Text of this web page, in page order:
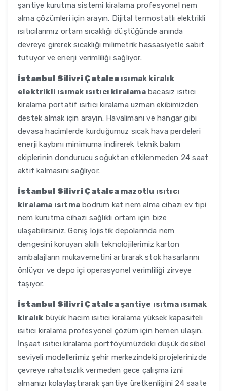
şantiye kurutma sistemi kiralama profesyonel nem
alma çözümleri için arayın. Dijital termostatlı elektrikli
ısıtıcılarımız ortam sıcaklığı düştüğünde anında
devreye girerek sıcaklığı milimetrik hassasiyetle sabit
tutuyor ve enerji verimliliği sağlıyor.
İstanbul Silivri Çatalcaısımak kiralık
elektrikli ısımak ısıtıcı kiralamabacasız ısıtıcı
kiralama portatif ısıtıcı kiralama uzman ekibimizden
destek almak için arayın. Havalimanı ve hangar gibi
devasa hacimlerde kurduğumuz sıcak hava perdeleri
enerji kaybını minimuma indirerek teknik bakım
ekiplerinin dondurucu soğuktan etkilenmeden 24 saat
aktif kalmasını sağlıyor.
İstanbul Silivri Çatalcamazotlu ısıtıcı
kiralama ısıtma bodrum kat nem alma cihazı ev tipi
nem kurutma cihazı sağlıklı ortam için bize
ulaşabilirsiniz. Geniş lojistik depolarında nem
dengesini koruyan akıllı teknolojilerimiz karton
ambalajların mukavemetini artırarak stok hasarlarını
önlüyor ve depo içi operasyonel verimliliği zirveye
taşıyor.
İstanbul Silivri Çatalcaşantiye ısıtma ısımak
kiralık büyük hacim ısıtıcı kiralama yüksek kapasiteli
ısıtıcı kiralama profesyonel çözüm için hemen ulaşın.
İnşaat ısıtıcı kiralama portföyümüzdeki düşük desibel
seviyeli modellerimiz şehir merkezindeki projelerinizde
çevreye rahatsızlık vermeden gece çalışma izni
almanızı kolaylaştırarak şantiye üretkenliğini 24 saate